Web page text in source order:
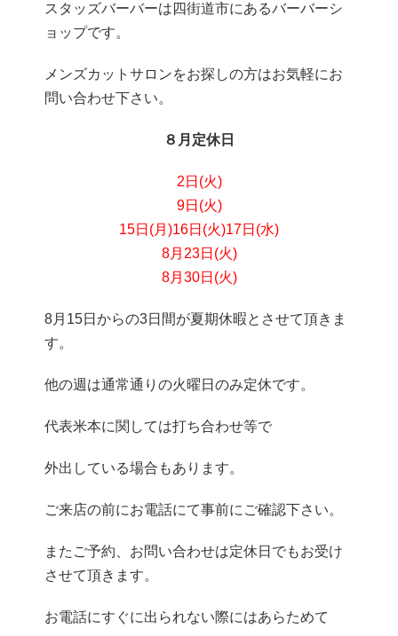
スタッズバーバーは四街道市にあるバーバーシ
ョップです。
メンズカットサロンをお探しの方はお気軽にお
問い合わせ下さい。
８月定休日
2日(火)
9日(火)
15日(月)16日(火)17日(水)
8月23日(火)
8月30日(火)
8月15日からの3日間が夏期休暇とさせて頂きま
す。
他の週は通常通りの火曜日のみ定休です。
代表米本に関しては打ち合わせ等で
外出している場合もあります。
ご来店の前にお電話にて事前にご確認下さい。
またご予約、お問い合わせは定休日でもお受け
させて頂きます。
お電話にすぐに出られない際にはあらためて